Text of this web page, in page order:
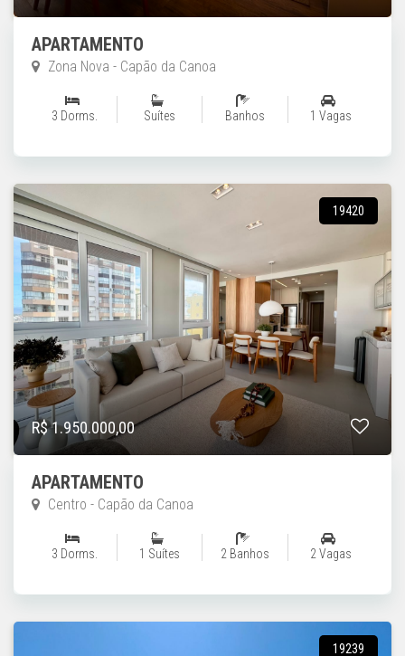
APARTAMENTO
Zona Nova - Capão da Canoa
3 Dorms. Suítes Banhos 1 Vagas
19420
R$ 1.950.000,00
APARTAMENTO
Centro - Capão da Canoa
3 Dorms. 1 Suítes 2 Banhos 2 Vagas
19239